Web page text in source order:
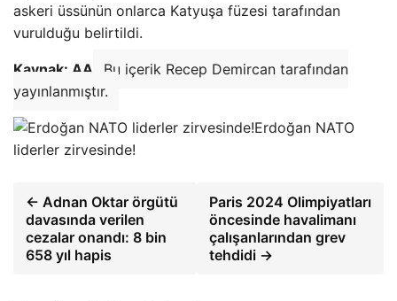
askeri üssünün onlarca Katyuşa füzesi tarafından
vurulduğu belirtildi.
Kaynak: AA
Bu içerik Recep Demircan tarafından
yayınlanmıştır.
Erdoğan NATO
liderler zirvesinde!
← Adnan Oktar örgütü
davasında verilen
cezalar onandı: 8 bin
658 yıl hapis
Paris 2024 Olimpiyatları
öncesinde havalimanı
çalışanlarından grev
tehdidi →